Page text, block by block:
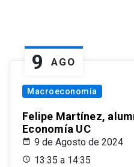
9 AGO
Macroeconomía
Felipe Martínez,
Economía UC
9 de Agosto de 2024
13:35 a 14:35